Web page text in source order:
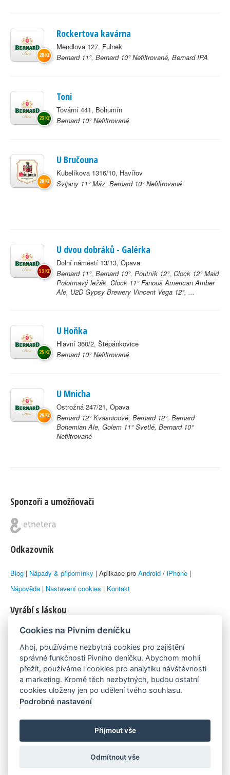
Rockertova kavárna
Mendlova 127, Fulnek
Bernard 11°, Bernard 10° Nefiltrované, Bernard IPA
28 Kč
Toni
Tovární 441, Bohumín
Bernard 10° Nefiltrované
23 Kč
U Bručouna
Kubelíkova 1316/10, Havířov
Svijany 11° Máz, Bernard 10° Nefiltrované
28 Kč
U dvou dobráků - Galérka
Dolní náměstí 13/13, Opava
Bernard 11°, Bernard 10°, Poutník 12°, Clock 12° Maid
Polotmavý ležák, Clock 11° Fanouš American Amber
Ale, U2D Gypsy Brewery Vincent Vega 12°, ...
53 Kč
U Hoňka
Hlavní 360/2, Štěpánkovice
Bernard 10° Nefiltrované
25 Kč
U Mnicha
Ostrožná 247/21, Opava
Bernard 12° Kvasnicové, Bernard 12°, Bernard
Bohemian Ale, Golem 11° Svetlé, Bernard 10°
Nefiltrované
29 Kč
Sponzoři a umožňovači
Odkazovník
Blog | Nápady & připomínky | Aplikace pro Android / iPhone |
Nápověda | Nastavení cookies | Kontakt
Vyrábí s láskou
© 2010–2026 byLukáš Zemanaka Emka
Máme rádi
Pivní.info
Poznámka pod čarou
Pivní deníček je nezávislý zdroj, který není spjat s žádným
konkrétním pivovarem ani restaurací. Názory uživatelů nemusí nutně
reprezentovat názory tvůrců Deníčku.
Cookies na Pivním deníčku
Ahoj, používáme nezbytná cookies pro zajištění
správné funkčnosti Pivního deníčku. Abychom mohli
přežít, používáme i cookies pro analytiku návštěvnosti
a marketing. Kromě těch nezbytných, budou ostatní
cookies uloženy jen po udělení tvého souhlasu.
Podrobné nastavení
Přijmout vše
Odmítnout vše